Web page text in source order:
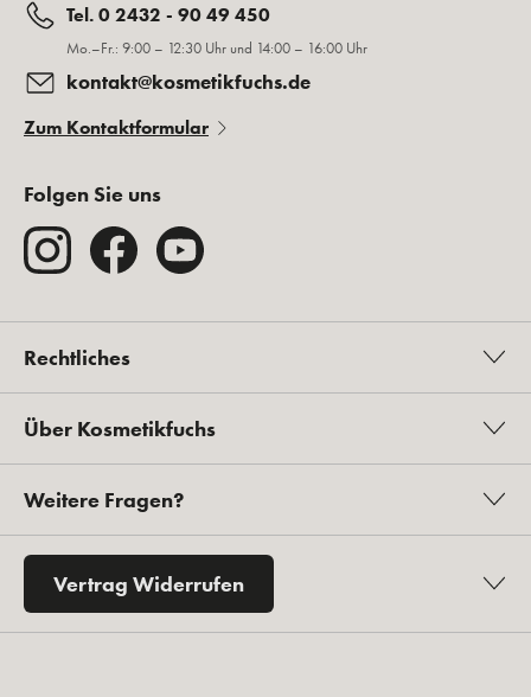
Tel. 0 2432 - 90 49 450
Mo.–Fr.: 9:00 – 12:30 Uhr und 14:00 – 16:00 Uhr
kontakt@kosmetikfuchs.de
Zum Kontaktformular
Folgen Sie uns
Rechtliches
Über Kosmetikfuchs
Weitere Fragen?
Vertrag Widerrufen